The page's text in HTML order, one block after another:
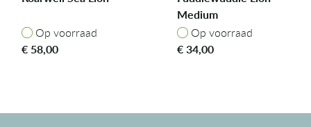
Op voorraad
Op voorraad
€ 58,00
Medium
Op voorraad
Op voorraad
€34,00